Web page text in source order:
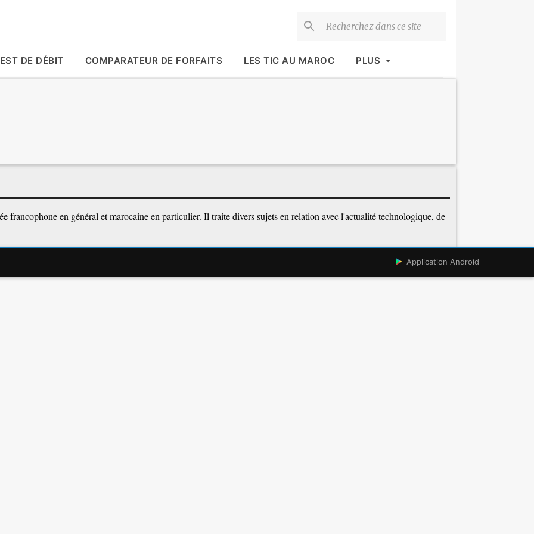
DE DÉBIT COMPARATEUR DE FORFAITS LES TIC AU MAROC PLUS
francophone en général et marocaine en particulier. Il traite divers sujets en relation avec l'actualité technologique, de
Application Android